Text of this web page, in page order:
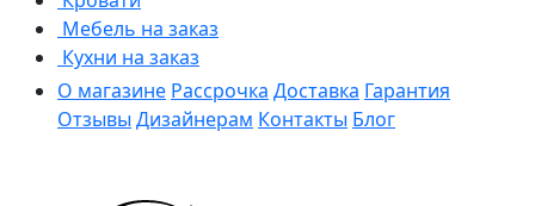
Мебель на заказ
Кухни на заказ
О магазине Рассрочка Доставка Гарантия
Отзывы Дизайнерам Контакты Блог